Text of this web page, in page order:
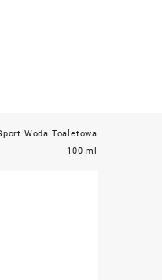
Woda Toaletowa
100 ml